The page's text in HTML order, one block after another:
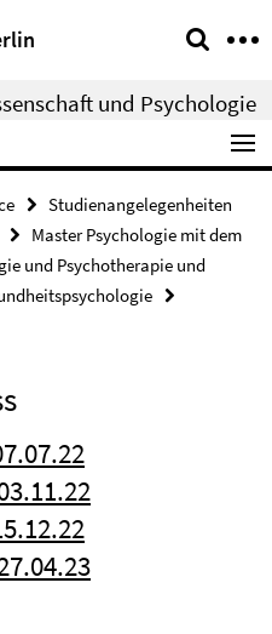
und Psychologie
Studienangelegenheiten
Master Psychologie mit dem
und Psychotherapie und